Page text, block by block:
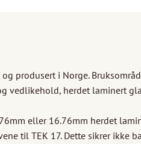
produsert i Norge.
vedlikehold, herdet laminert
eller 16.76mm herdet
til TEK 17. Dette sikrer ikke